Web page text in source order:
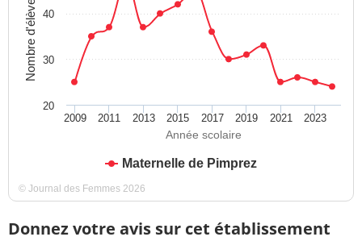
Année scolaire
Nombre d'élèves
Maternelle de Pimprez
2009 2011 2013 2015 2017 2019 2021 2023
20
30
40
© Journal des Femmes 2026
Donnez votre avis sur cet établissement